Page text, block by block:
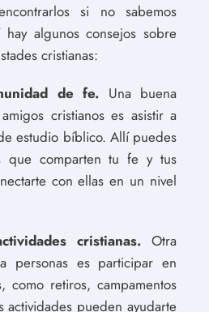
si no sabemos
algunos consejos sobre
cristianas:
de fe. Una buena
cristianos es asistir a
estudio bíblico. Allí puedes
que comparten tu fe y tus
con ellas en un nivel
cristianas.Otra
personas es participar en
como retiros, campamentos
actividades pueden ayudarte